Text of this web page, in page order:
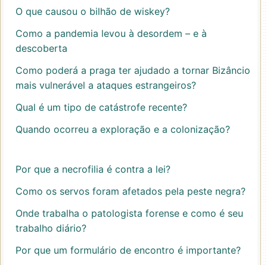
O que causou o bilhão de wiskey?
Como a pandemia levou à desordem – e à
descoberta
Como poderá a praga ter ajudado a tornar Bizâncio
mais vulnerável a ataques estrangeiros?
Qual é um tipo de catástrofe recente?
Quando ocorreu a exploração e a colonização?
Por que a necrofilia é contra a lei?
Como os servos foram afetados pela peste negra?
Onde trabalha o patologista forense e como é seu
trabalho diário?
Por que um formulário de encontro é importante?